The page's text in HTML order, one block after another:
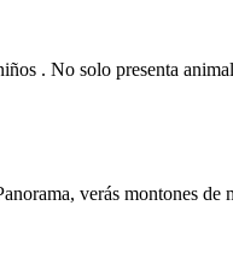
. No solo presenta
verás montones